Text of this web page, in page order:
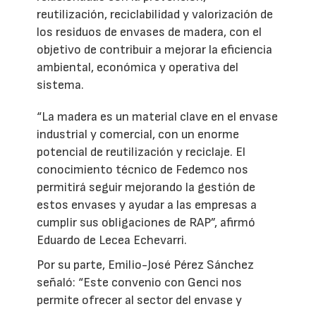
reutilización, reciclabilidad y valorización de
los residuos de envases de madera, con el
objetivo de contribuir a mejorar la eficiencia
ambiental, económica y operativa del
sistema.
“La madera es un material clave en el envase
industrial y comercial, con un enorme
potencial de reutilización y reciclaje. El
conocimiento técnico de Fedemco nos
permitirá seguir mejorando la gestión de
estos envases y ayudar a las empresas a
cumplir sus obligaciones de RAP”, afirmó
Eduardo de Lecea Echevarri.
Por su parte, Emilio-José Pérez Sánchez
señaló: “Este convenio con Genci nos
permite ofrecer al sector del envase y